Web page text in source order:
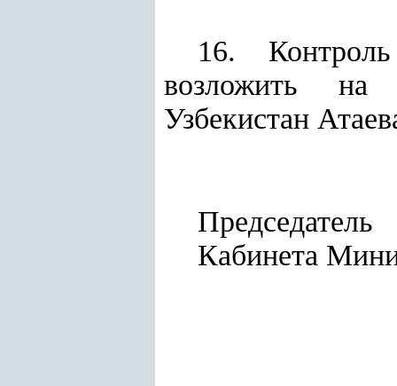
16.
возложить на
Узбекистан
Председатель
Кабинета